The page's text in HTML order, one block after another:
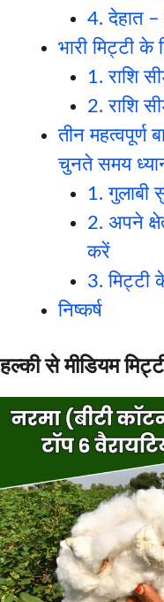
4. देहात –
भारी मिट्टी के
1. राशि
2. राशि
तीन महत्वपूर्ण
चुनते समय
1. गुलाबी
2. अपने
करें
3. मिट्टी
निष्कर्ष
हल्की से मीडियम